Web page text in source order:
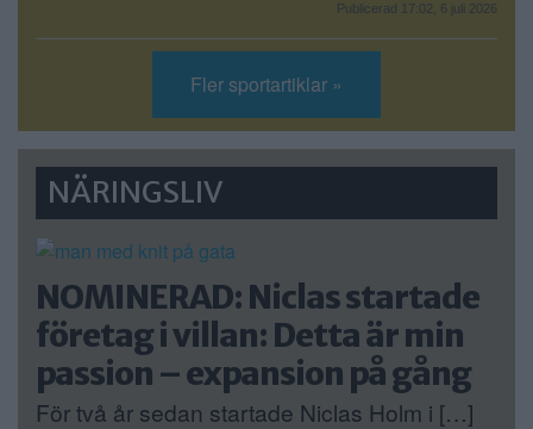
Publicerad 17:02, 6 juli 2026
Fler sportartiklar »
NÄRINGSLIV
NOMINERAD: Niclas startade
företag i villan: Detta är min
passion – expansion på gång
För två år sedan startade Niclas Holm i […]